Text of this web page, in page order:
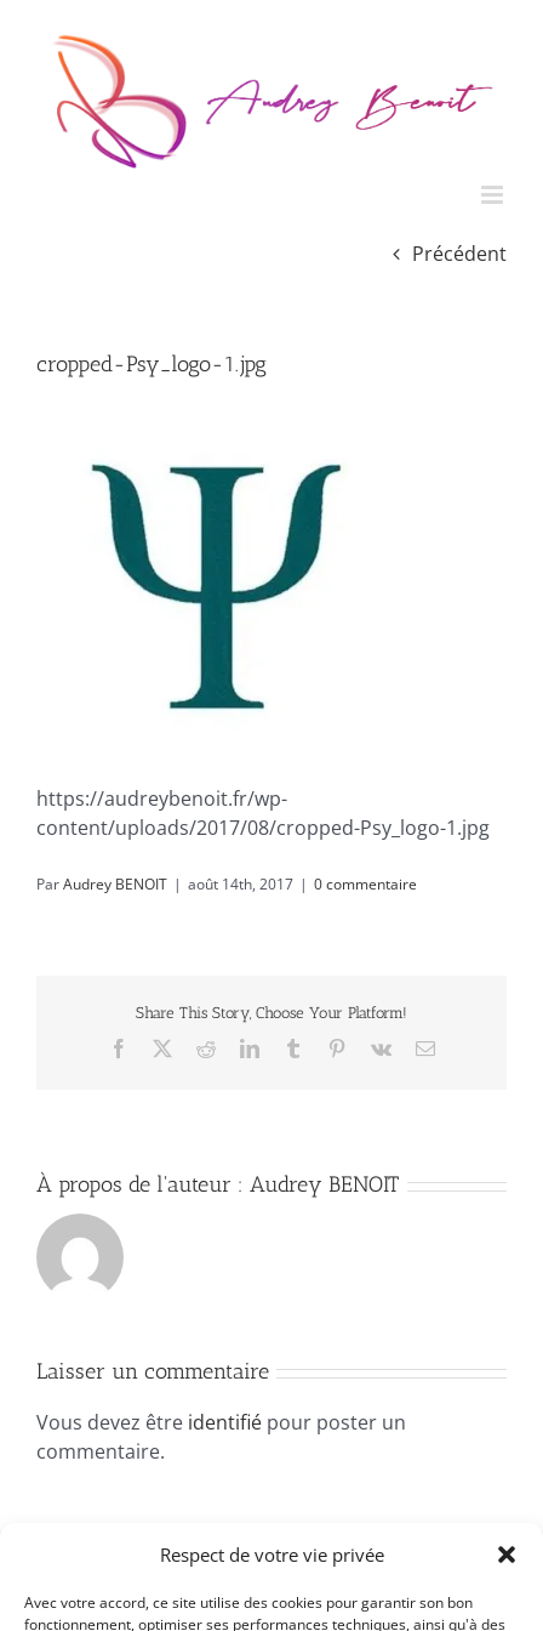
Respect de votre vie privée
Avec votre accord, ce site utilise des cookies pour garantir son bon
fonctionnement, optimiser ses performances techniques, ainsi qu'à des
contenu
Précédent
cropped-Psy_logo-1.jpg
https://audreybenoit.fr/wp-
content/uploads/2017/08/cropped-Psy_logo-1.jpg
ParAudrey BENOIT | août 14th, 2017 | 0 commentaire
Share This Story, Choose Your Platform!
Facebook RedditLinkedInTumblr Pinterest
Vk Email
À propos de l'auteur : Audrey BENOIT
Laisser un commentaire
Vous devez être identifié pour poster un
commentaire.